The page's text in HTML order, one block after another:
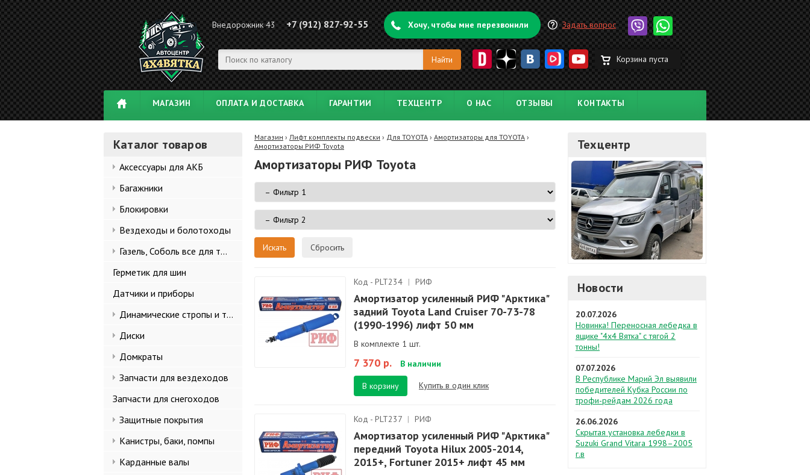
Внедорожник 43 +7 (912) 827-92-55 Хочу, чтобы мне перезвонили Задать вопрос
Корзина пуста
МАГАЗИН ОПЛАТА И ДОСТАВКА ГАРАНТИИ ТЕХЦЕНТР О НАС ОТЗЫВЫ КОНТАКТЫ
Каталог товаров
Аксессуары для АКБ
Багажники
Блокировки
Вездеходы и болотоходы
Газель, Соболь все для тюнинга
Герметик для шин
Датчики и приборы
Динамические стропы и такелаж
Диски
Домкраты
Запчасти для вездеходов
Запчасти для снегоходов
Защитные покрытия
Канистры, баки, помпы
Карданные валы
Магазин › Лифт комплекты подвески › Для TOYOTA › Амортизаторы для TOYOTA ›
Амортизаторы РИФ Toyota
Амортизаторы РИФ Toyota
Сбросить
Код - PLT234 | РИФ
Амортизатор усиленный РИФ "Арктика"
задний Toyota Land Cruiser 70-73-78
(1990-1996) лифт 50 мм
В комплекте 1 шт.
7 370 р. В наличии
В корзину Купить в один клик
Код - PLT237 | РИФ
Амортизатор усиленный РИФ "Арктика"
передний Toyota Hilux 2005-2014,
2015+, Fortuner 2015+ лифт 45 мм
Техцентр
Новости
20.07.2026
Новинка! Переносная лебедка в
ящике "4х4 Вятка" с тягой 2
тонны!
07.07.2026
В Республике Марий Эл выявили
победителей Кубка России по
трофи-рейдам 2026 года
26.06.2026
Скрытая установка лебедки в
Suzuki Grand Vitara 1998–2005
г.в